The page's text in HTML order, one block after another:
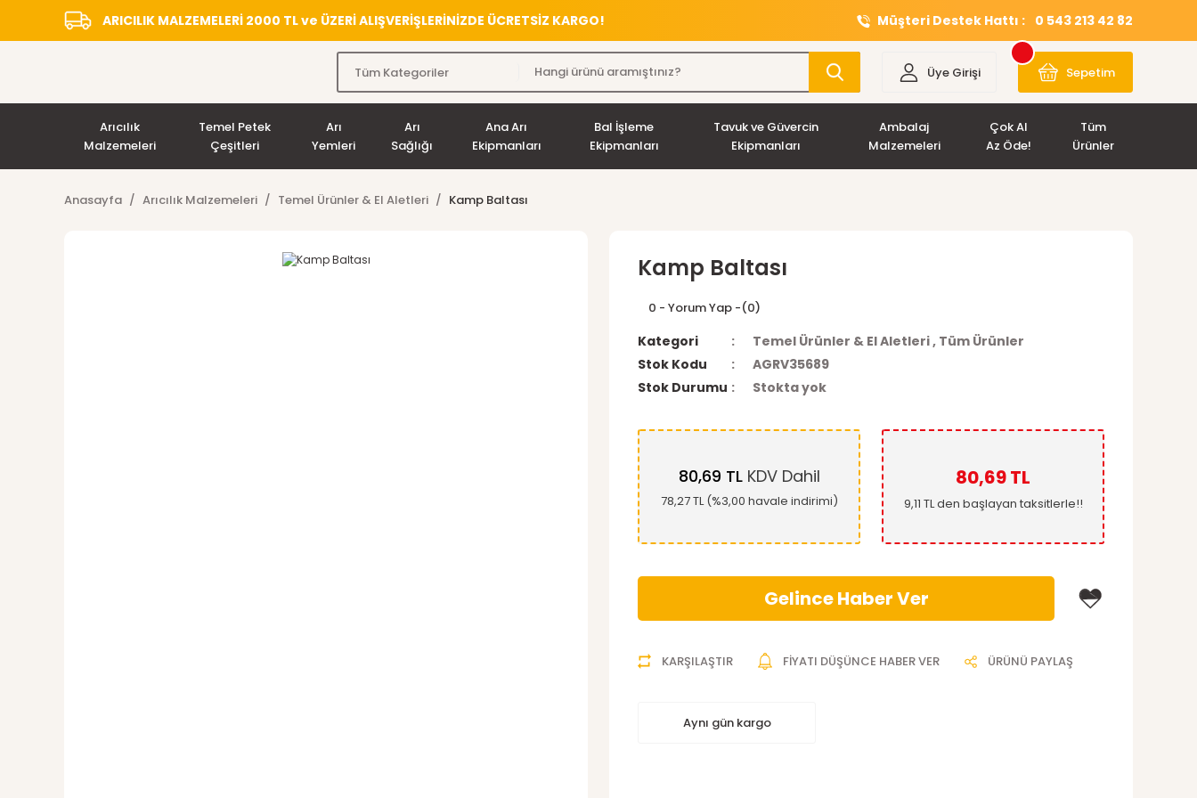
ARICILIK MALZEMELERİ 2000 TL ve ÜZERİ ALIŞVERİŞLERİNİZDE ÜCRETSİZ KARGO! Müşteri Destek Hattı : 0 543 213 42 82
Üye Girişi Sepetim
Arıcılık
Malzemeleri
Temel Petek
Çeşitleri
Arı
Yemleri
Arı
Sağlığı
Ana Arı
Ekipmanları
Bal İşleme
Ekipmanları
Tavuk ve Güvercin
Ekipmanları
Ambalaj
Malzemeleri
Çok Al
Az Öde!
Tüm
Ürünler
Anasayfa Arıcılık Malzemeleri Temel Ürünler & El Aletleri Kamp Baltası
Kamp Baltası
0 - Yorum Yap -(0)
Kategori Temel Ürünler & El Aletleri, Tüm Ürünler
Stok Kodu
AGRV35689
Stok Durumu
Stokta yok
80,69 TLKDV Dahil
78,27 TL (%3,00 havale indirimi)
80,69 TL
9,11 TL den başlayan taksitlerle!!
Gelince Haber Ver
KARŞILAŞTIR FİYATI DÜŞÜNCE HABER VER ÜRÜNÜ PAYLAŞ
Aynı gün kargo